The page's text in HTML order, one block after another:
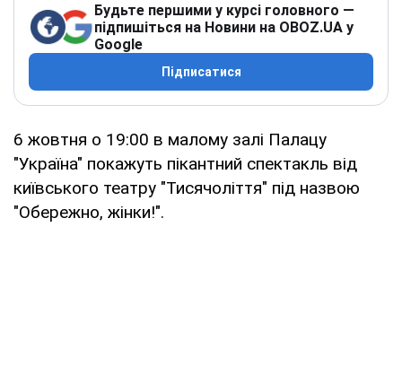
Будьте першими у курсі головного —
підпишіться на Новини на OBOZ.UA у
Google
Підписатися
6 жовтня о 19:00 в малому залі Палацу
"Україна" покажуть пікантний спектакль від
київського театру "Тисячоліття" під назвою
"Обережно, жінки!".